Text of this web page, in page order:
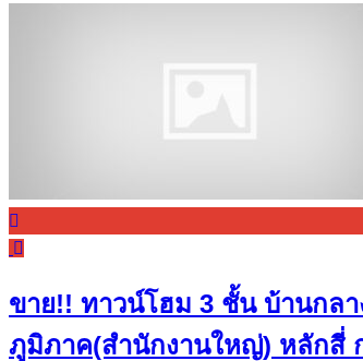
ขาย!! ทาวน์โฮม 3 ชั้น บ้านกลา
ภูมิภาค(สำนักงานใหญ่) หลักสี่